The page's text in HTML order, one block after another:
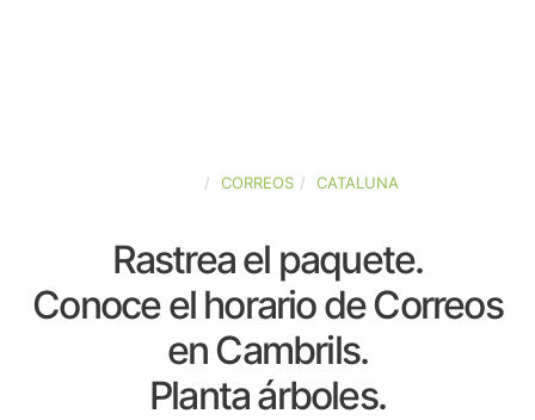
CORREOS CATALUNA
Rastrea el paquete.
Conoce el horario de Correos
en Cambrils.
Planta árboles.